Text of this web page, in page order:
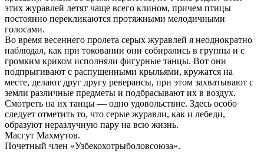
этих журавлей летят чаще всего клином, причем птицы
постоянно перекликаются протяжными мелодичными
голосами.
Во время весеннего пролета серых журавлей я неоднократно
наблюдал, как при токовании они собирались в группы и с
громким криком исполняли фигурные танцы. Вот они
подпрыгивают с распущенными крыльями, кружатся на
месте, делают друг другу реверансы, при этом захватывают с
земли различные предметы и подбрасывают их в воздух.
Смотреть на их танцы — одно удовольствие. Здесь особо
следует отметить то, что серые журавли, как и лебеди,
образуют неразлучную пару на всю жизнь.
Масгут Махмутов.
Почетный член «Узбекохотрыболовсоюза».